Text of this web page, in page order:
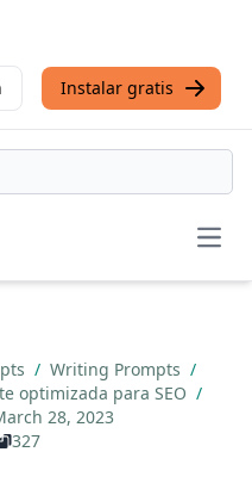
Instalar gratis
/ Writing Prompts /
optimizada para SEO /
28, 2023
327